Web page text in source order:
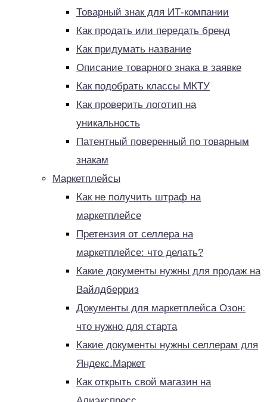
Товарный знак для ИТ-компании
Как продать или передать бренд
Как придумать название
Описание товарного знака в заявке
Как подобрать классы МКТУ
Как проверить логотип на
уникальность
Патентный поверенный по товарным
знакам
Маркетплейсы
Как не получить штраф на
маркетплейсе
Претензия от селлера на
маркетплейсе: что делать?
Какие документы нужны для продаж на
Вайлдберриз
Документы для маркетплейса Озон:
что нужно для старта
Какие документы нужны селлерам для
Яндекс.Маркет
Как открыть свой магазин на